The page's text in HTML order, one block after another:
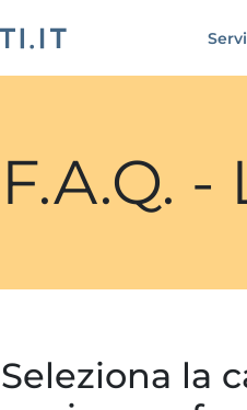
F.A.Q.
Seleziona la